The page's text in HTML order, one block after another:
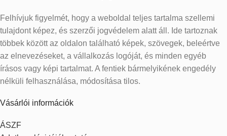
Felhívjuk figyelmét, hogy a weboldal teljes tartalma szellemi
tulajdont képez, és szerzői jogvédelem alatt áll. Ide tartoznak
többek között az oldalon található képek, szövegek, beleértve
az elnevezéseket, a vállalkozás logóját, és minden egyéb
írásos vagy képi tartalmat. A fentiek bármelyikének engedély
nélküli felhasználása, módosítása tilos.
Vásárlói információk
ÁSZF